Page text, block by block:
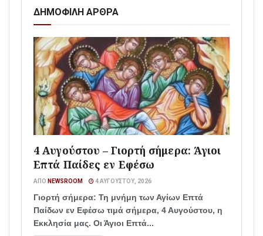
ΔΗΜΟΦΙΛΗ ΑΡΘΡΑ
4 Αυγούστου – Γιορτή σήμερα: Άγιοι
Επτά Παίδες εν Εφέσω
ΑΠΌ NEWSROOM 4 ΑΥΓΟΎΣΤΟΥ, 2026
Γιορτή σήμερα: Τη μνήμη των Αγίων Επτά
Παίδων εν Εφέσω τιμά σήμερα, 4 Αυγούστου, η
Εκκλησία μας. Οι Άγιοι Επτά...